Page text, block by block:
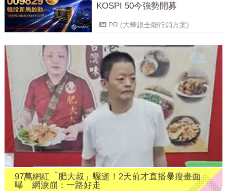
KOSPI 50今強勢開募
PR (大華銀全能行銷方案)
97萬網紅「肥大叔」驟逝！2天前才直播暴瘦畫面
曝 網淚崩：一路好走